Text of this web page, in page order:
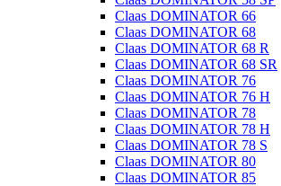
Claas DOMINATOR 66
Claas DOMINATOR 68
Claas DOMINATOR 68 R
Claas DOMINATOR 68 SR
Claas DOMINATOR 76
Claas DOMINATOR 76 H
Claas DOMINATOR 78
Claas DOMINATOR 78 H
Claas DOMINATOR 78 S
Claas DOMINATOR 80
Claas DOMINATOR 85